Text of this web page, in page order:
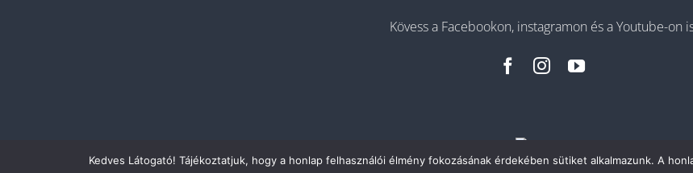
Kövess a Facebookon, instagramon és a Youtube-on
Kedves Látogató! Tájékoztatjuk, hogy a honlap felhasználói élmény fokozásának érdekében sütiket alkalmazunk. A